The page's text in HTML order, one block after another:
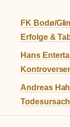
FK Bodø/
Erfolge &
Hans
Andreas